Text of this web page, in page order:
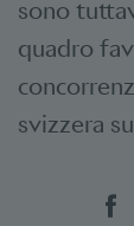
sono
quadro
svizzera
Social